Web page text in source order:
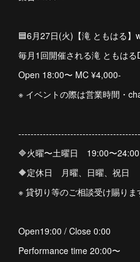
🟦6月27日(火)【滝 ともはる】
毎月1回開催される滝 ともはる
Open 18:00〜 MC ¥4,000-
※ イベントの際は営業時間・
🔷火曜〜土曜日 19:00〜24:00
🔶定休日 月曜、日曜、祝日
※ 貸切り等のご相談受け賜りま
Open19:00 / Close 0:00
Performance time 20:00〜